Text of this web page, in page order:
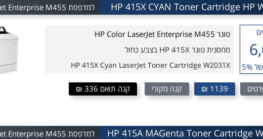
למדפסת HP Color LaserJet Enterprise M455
5%
טונר HP Color LaserJet Enterprise M455
מחסנית טונר HP 415X בצבע כחול
HP 415X Cyan LaserJet Toner Cartridge W2031X
1139 ₪ קנה מקורי קנה תואם 336 ₪
למדפסת HP Color LaserJet Enterprise M455